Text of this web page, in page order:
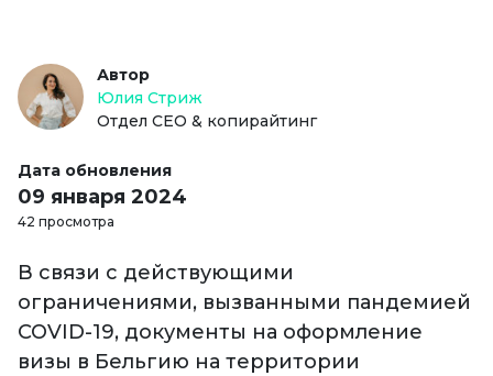
Автор
Юлия Стриж
Отдел СЕО & копирайтинг
Дата обновления
09 января 2024
42 просмотра
В связи с действующими
ограничениями, вызванными пандемией
COVID-19, документы на оформление
визы в Бельгию на территории